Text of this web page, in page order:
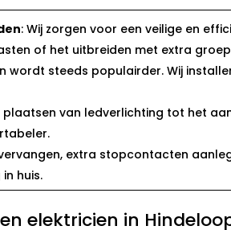
: Wij zorgen voor een veilige en
of het uitbreiden met extra
wordt steeds populairder. Wij
plaatsen van ledverlichting tot het
extra stopcontacten
huis.
elektricien in